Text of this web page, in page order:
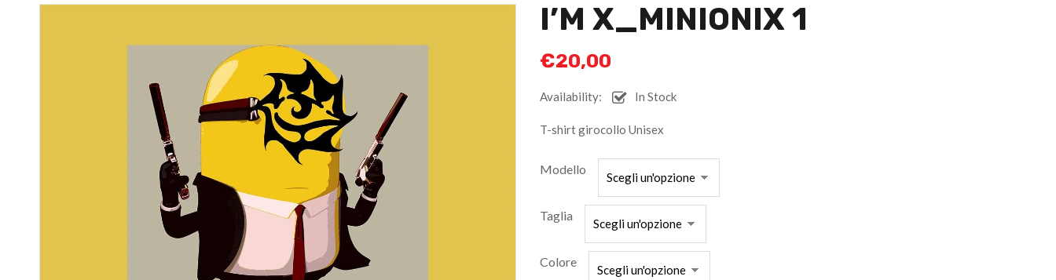
I’M X_MINIONIX 1
€20,00
Availability: In Stock
T-shirt girocollo Unisex
Modello
Taglia
Colore